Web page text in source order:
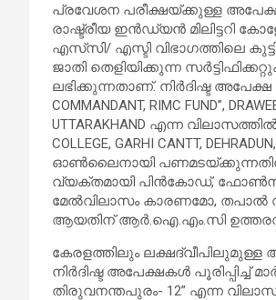
പ്രവേശന പരീക്ഷയ്ക്കുള്ള
രാഷ്ട്രീയ ഇൻഡ്യൻ മിലിട്ടറി
എസ്‌സി/ എസ്ടി വിഭാഗത്തിലെ
ജാതി തെളിയിക്കുന്ന
ലഭിക്കുന്നതാണ്. നിർദിഷ്ട അപേക്ഷ
COMMANDANT, RIMC FUND”,
UTTARAKHAND എന്ന വിലാസത്തിൽ
COLLEGE, GARHI CANTT,
ഓൺലൈനായി
വ്യക്തമായി പിൻകോഡ്,
മേൽവിലാസം കാരണമോ, തപാൽ
ആയതിന് ആർ.ഐ.എം.സി
കേരളത്തിലും ലക്ഷദ്വീപിലുമുള്ള
നിർദിഷ്ട അപേക്ഷകൾ പൂരിപ്പിച്ച്
തിരുവനന്തപുരം- 12” എന്ന